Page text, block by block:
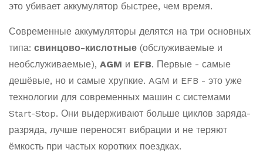
это убивает аккумулятор быстрее, чем время.
Современные аккумуляторы делятся на три основных
типа: свинцово-кислотные (обслуживаемые и
необслуживаемые), AGM и EFB. Первые - самые
дешёвые, но и самые хрупкие. AGM и EFB - это уже
технологии для современных машин с системами
Start-Stop. Они выдерживают больше циклов заряда-
разряда, лучше переносят вибрации и не теряют
ёмкость при частых коротких поездках.